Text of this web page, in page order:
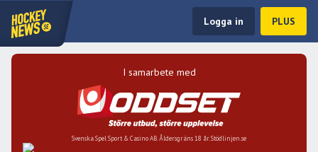
Logga in PLUS
I samarbete med
Svenska Spel Sport & Casino AB. Åldersgräns 18 år. Stödlinjen.se